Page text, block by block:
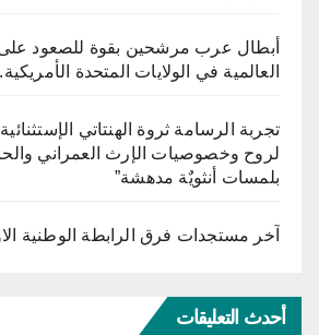
أبطال عرب مرشحين بقوة للصعود على
العالمية في الولايات المتحدة الأمريكية.
تجربة الرسامة ثروة الهنتاتي
لروح وخصوصيات الإرث العمراني
بلمسات أنثويٌة مدهشة”
آخر مستجدات فرق الرابطة الوطنية
أحدث التعليقات